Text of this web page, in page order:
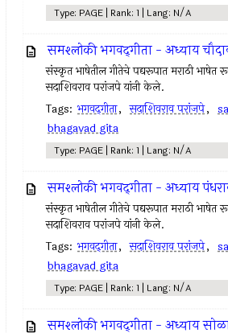
Type: PAGE | Rank: 1 | Lang: N/A
समश्लोकी भगवद्‌गीता - अध्याय
संस्कृत भाषेतील गीतेचे पद्यरूपात मराठी भाषेत
सदाशिवराव परांजपे यांनी केले.
Tags: भगवद्‌गीता, सदाशिवराव परांजपे,
bhagavad gita
Type: PAGE | Rank: 1 | Lang: N/A
समश्लोकी भगवद्‌गीता - अध्याय
संस्कृत भाषेतील गीतेचे पद्यरूपात मराठी भाषेत
सदाशिवराव परांजपे यांनी केले.
Tags: भगवद्‌गीता, सदाशिवराव परांजपे,
bhagavad gita
Type: PAGE | Rank: 1 | Lang: N/A
समश्लोकी भगवद्‌गीता - अध्याय